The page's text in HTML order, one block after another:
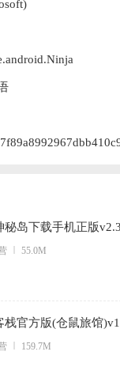
秘岛下载手机正版
55.0M
栈官方版(仓鼠旅馆
159.7M